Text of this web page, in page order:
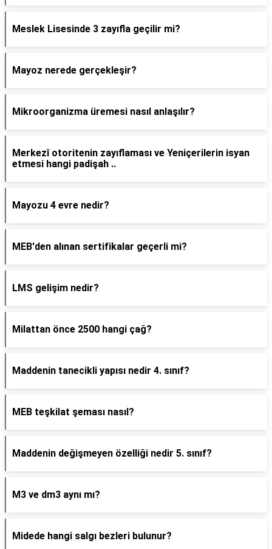
Meslek Lisesinde 3 zayıfla geçilir mi?
Mayoz nerede gerçekleşir?
Mikroorganizma üremesi nasıl anlaşılır?
Merkezî otoritenin zayıflaması ve Yeniçerilerin isyan
etmesi hangi padişah ..
Mayozu 4 evre nedir?
MEB'den alınan sertifikalar geçerli mi?
LMS gelişim nedir?
Milattan önce 2500 hangi çağ?
Maddenin tanecikli yapısı nedir 4. sınıf?
MEB teşkilat şeması nasıl?
Maddenin değişmeyen özelliği nedir 5. sınıf?
M3 ve dm3 aynı mı?
Midede hangi salgı bezleri bulunur?